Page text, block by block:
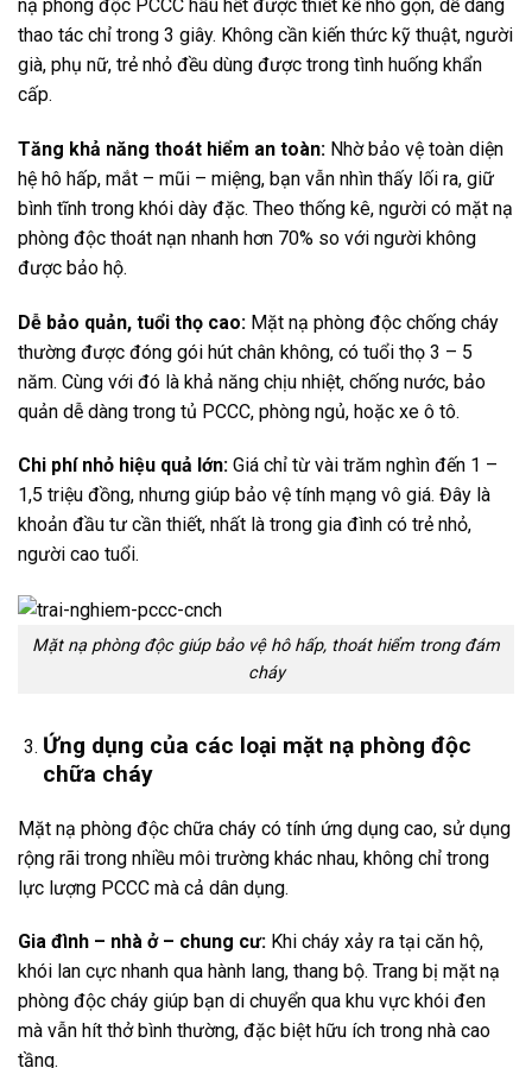
nạ phòng độc PCCC hầu hết được thiết kế nhỏ gọn, dễ dàng
thao tác chỉ trong 3 giây. Không cần kiến thức kỹ thuật, người
già, phụ nữ, trẻ nhỏ đều dùng được trong tình huống khẩn
cấp.
Tăng khả năng thoát hiểm an toàn: Nhờ bảo vệ toàn diện
hệ hô hấp, mắt – mũi – miệng, bạn vẫn nhìn thấy lối ra, giữ
bình tĩnh trong khói dày đặc. Theo thống kê, người có mặt nạ
phòng độc thoát nạn nhanh hơn 70% so với người không
được bảo hộ.
Dễ bảo quản, tuổi thọ cao: Mặt nạ phòng độc chống cháy
thường được đóng gói hút chân không, có tuổi thọ 3 – 5
năm. Cùng với đó là khả năng chịu nhiệt, chống nước, bảo
quản dễ dàng trong tủ PCCC, phòng ngủ, hoặc xe ô tô.
Chi phí nhỏ hiệu quả lớn: Giá chỉ từ vài trăm nghìn đến 1 –
1,5 triệu đồng, nhưng giúp bảo vệ tính mạng vô giá. Đây là
khoản đầu tư cần thiết, nhất là trong gia đình có trẻ nhỏ,
người cao tuổi.
Mặt nạ phòng độc giúp bảo vệ hô hấp, thoát hiểm trong đám
cháy
Ứng dụng của các loại mặt nạ phòng độc
chữa cháy
Mặt nạ phòng độc chữa cháy có tính ứng dụng cao, sử dụng
rộng rãi trong nhiều môi trường khác nhau, không chỉ trong
lực lượng PCCC mà cả dân dụng.
Gia đình – nhà ở – chung cư: Khi cháy xảy ra tại căn hộ,
khói lan cực nhanh qua hành lang, thang bộ. Trang bị mặt nạ
phòng độc cháy giúp bạn di chuyển qua khu vực khói đen
mà vẫn hít thở bình thường, đặc biệt hữu ích trong nhà cao
tầng.